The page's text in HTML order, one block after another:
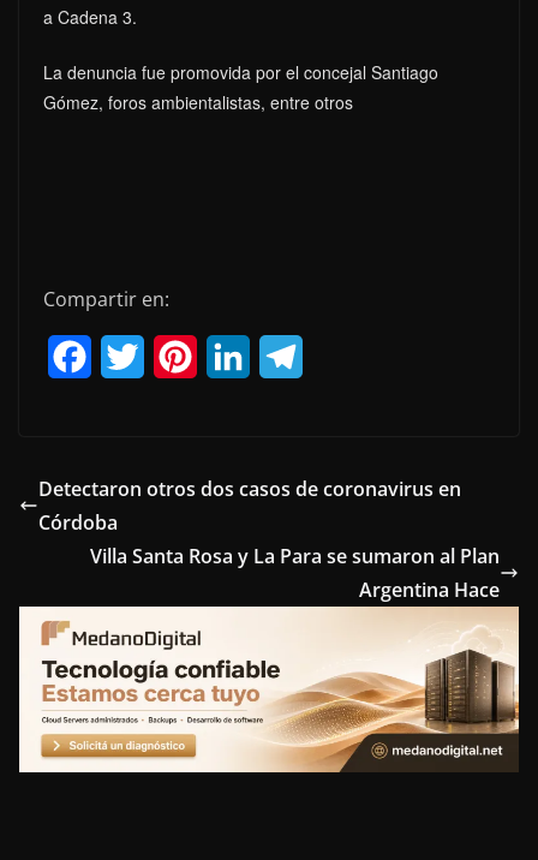
a Cadena 3.
La denuncia fue promovida por el concejal Santiago
Gómez, foros ambientalistas, entre otros
Compartir en:
e
b
o
o
k
t
e
r
t
r
e
s
t
k
d
I
n
e
r
a
Detectaron otros dos casos de coronavirus en
Córdoba
Villa Santa Rosa y La Para se sumaron al Plan
Argentina Hace